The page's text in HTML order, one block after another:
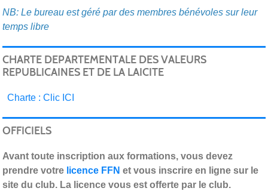
NB: Le bureau est géré par des membres bénévoles sur leur
temps libre
CHARTE DEPARTEMENTALE DES VALEURS
REPUBLICAINES ET DE LA LAICITE
Charte : Clic ICI
OFFICIELS
Avant toute inscription aux formations, vous devez
prendre votre licence FFN et vous inscrire en ligne sur le
site du club. La licence vous est offerte par le club.